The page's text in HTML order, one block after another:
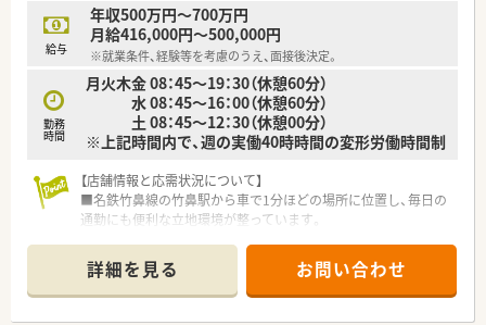
給与
年収500万円～700万円
月給416,000円～500,000円
※就業条件、経験等を考慮のうえ、面接後決定。
勤務
時間
月火木金 08：45～19：30（休憩60分）
水 08：45～16：00（休憩60分）
土 08：45～12：30（休憩00分）
※上記時間内で、週の実働40時時間の変形労働時間制
【店舗情報と応需状況について】
■名鉄竹鼻線の竹鼻駅から車で1分ほどの場所に位置し、毎日の
通勤にも便利な立地環境が整っています。
たり平均75枚ほどを応需しています。
■現在の店舗には薬剤師が2名と医療事務が在籍しており、常時
複数名体制で協力しながら業務を行っています。
詳細を見る お問い合わせ